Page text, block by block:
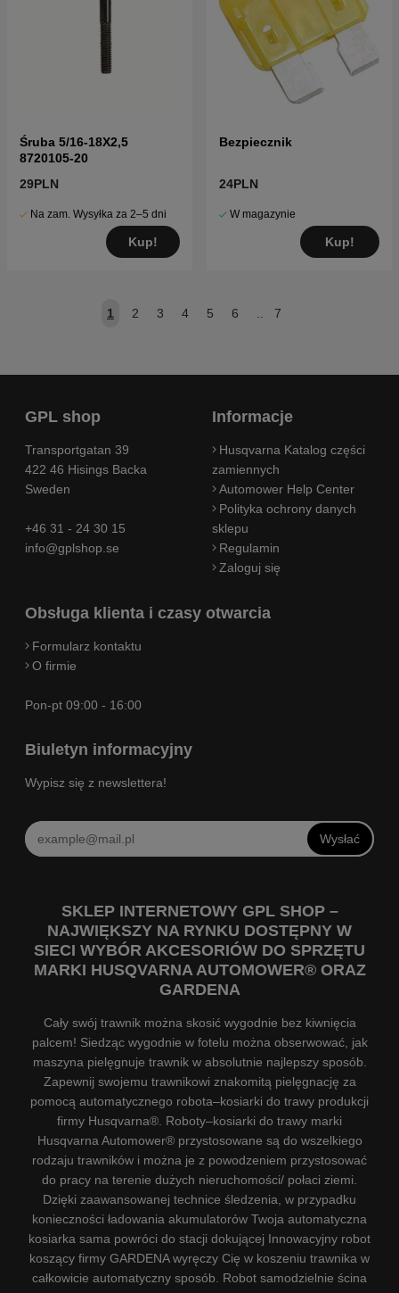
Śruba 5/16-18X2,5
8720105-20
29PLN
Na zam. Wysyłka za 2–5 dni
Kup!
Bezpiecznik
24PLN
W magazynie
Kup!
1 2 3 4 5 6 7
GPL shop
Transportgatan 39
422 46 Hisings Backa
Sweden
+46 31 - 24 30 15
info@gplshop.se
Informacje
Husqvarna Katalog części
zamiennych
Automower Help Center
Polityka ochrony danych
sklepu
Regulamin
Zaloguj się
Obsługa klienta i czasy otwarcia
Formularz kontaktu
O firmie
Pon-pt 09:00 - 16:00
Biuletyn informacyjny
Wypisz się z newslettera!
Wysłać
SKLEP INTERNETOWY GPL SHOP –
NAJWIĘKSZY NA RYNKU DOSTĘPNY W
SIECI WYBÓR AKCESORIÓW DO SPRZĘTU
MARKI HUSQVARNA AUTOMOWER® ORAZ
GARDENA
Cały swój trawnik można skosić wygodnie bez kiwnięcia
palcem! Siedząc wygodnie w fotelu można obserwować, jak
maszyna pielęgnuje trawnik w absolutnie najlepszy sposób.
Zapewnij swojemu trawnikowi znakomitą pielęgnację za
pomocą automatycznego robota–kosiarki do trawy produkcji
firmy Husqvarna®. Roboty–kosiarki do trawy marki
Husqvarna Automower® przystosowane są do wszelkiego
rodzaju trawników i można je z powodzeniem przystosować
do pracy na terenie dużych nieruchomości/ połaci ziemi.
Dzięki zaawansowanej technice śledzenia, w przypadku
konieczności ładowania akumulatorów Twoja automatyczna
kosiarka sama powróci do stacji dokującej Innowacyjny robot
koszący firmy GARDENA wyręczy Cię w koszeniu trawnika w
całkowicie automatyczny sposób. Robot samodzielnie ścina